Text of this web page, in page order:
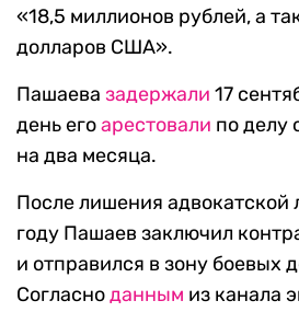
«18,5 миллионов рублей, а
долларов США».
Пашаева задержали 17
день егоарестовали по делу
на два месяца.
После лишения адвокатской
году Пашаев заключил
и отправился в зону боевых
Согласноданным из канала